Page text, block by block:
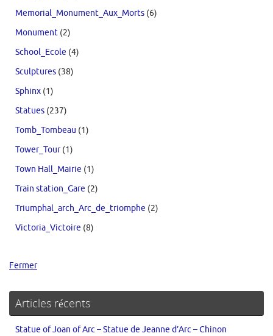
Memorial_Monument_Aux_Morts (6)
Monument (2)
School_Ecole (4)
Sculptures (38)
Sphinx (1)
Statues (237)
Tomb_Tombeau (1)
Tower_Tour(1)
Town Hall_Mairie (1)
Train station_Gare (2)
Triumphal_arch_Arc_de_triomphe (2)
Victoria_Victoire (8)
Fermer
Articles récents
Statue of Joan of Arc – Statue de Jeanne d’Arc – Chinon